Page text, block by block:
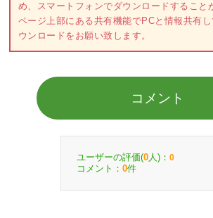
め、スマートフォンでダウンロードすること
ページ上部にある共有機能でPCと情報共有
ウンロードをお願い致します。
コメント
ユーザーの評価(0 人)： 0
コメント： 0件